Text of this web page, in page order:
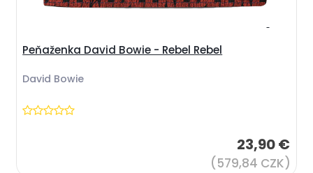
Peňaženka David Bowie - Rebel Rebel
David Bowie
23,90 €
(579,84 CZK)